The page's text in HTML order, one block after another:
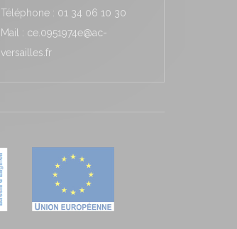
Téléphone : 01 34 06 10 30
Mail : ce.0951974e@ac-
versailles.fr